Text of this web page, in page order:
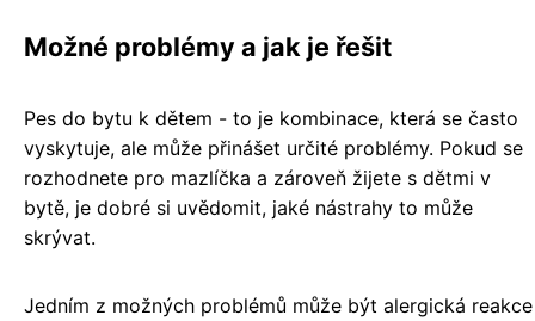
Možné problémy a jak je řešit
Pes do bytu k dětem - to je kombinace, která se často
vyskytuje, ale může přinášet určité problémy. Pokud se
rozhodnete pro mazlíčka a zároveň žijete s dětmi v
bytě, je dobré si uvědomit, jaké nástrahy to může
skrývat.
Jedním z možných problémů může být alergická reakce